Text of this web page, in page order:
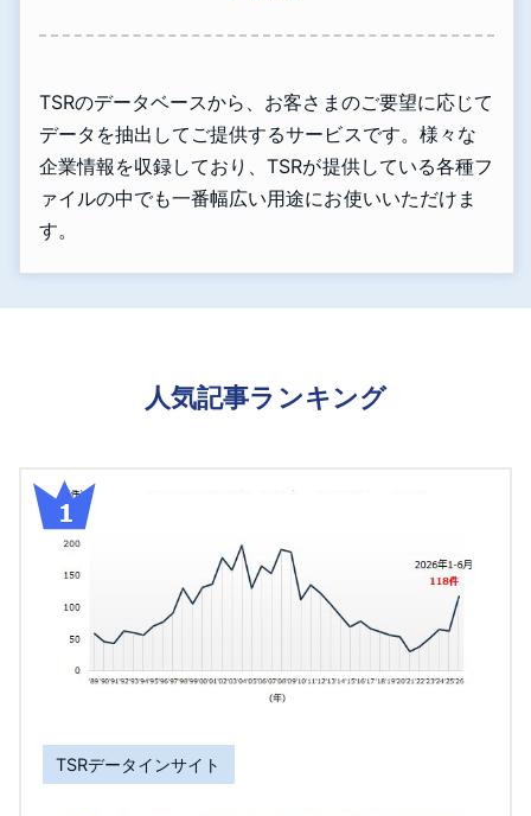
TSRのデータベースから、お客さまのご要望に応じて
データを抽出してご提供するサービスです。様々な
企業情報を収録しており、TSRが提供している各種フ
ァイルの中でも一番幅広い用途にお使いいただけま
す。
人気記事ランキング
TSRデータインサイト